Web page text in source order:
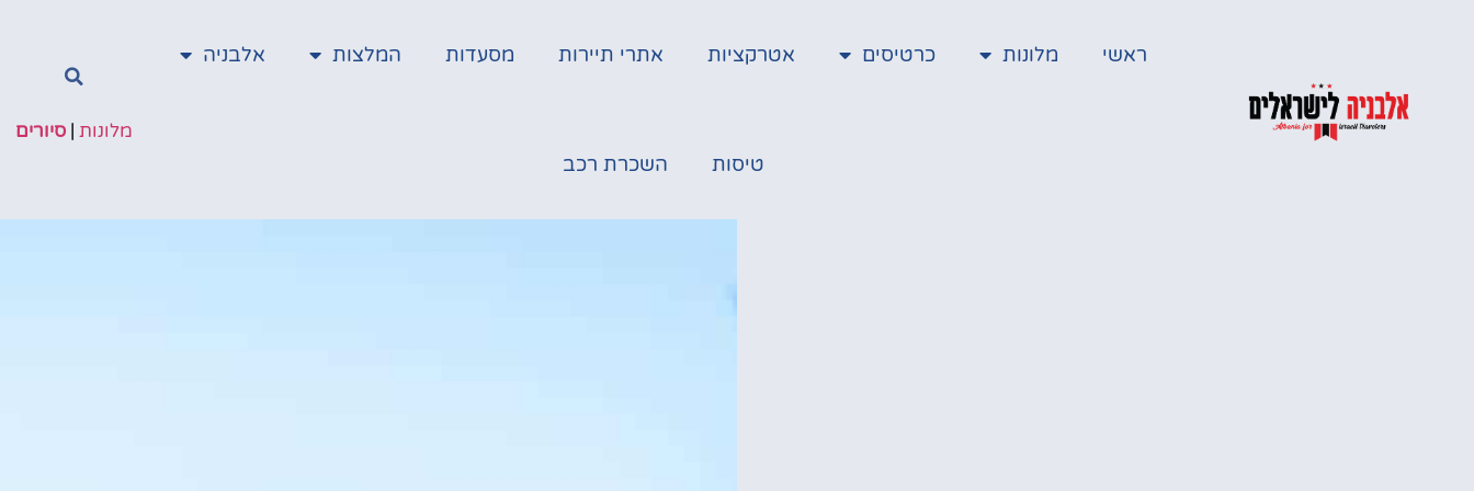
ראשי מלונות כרטיסים אטרקציות אתרי תיירות מסעדות המלצות אלבניה
טיסות השכרת רכב
מלונות |סיורים